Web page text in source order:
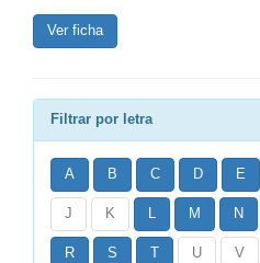
Ver ficha
Filtrar por letra
A B C D E
J K L M N
R S U V